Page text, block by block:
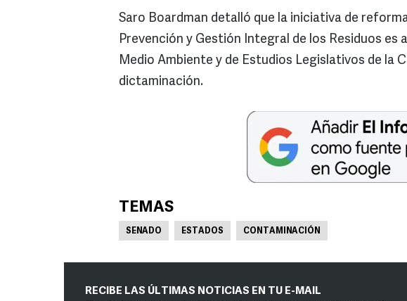
Saro Boardman detalló que la iniciativa de
Prevención y Gestión Integral de los Residuos es
Medio Ambiente y de Estudios Legislativos de la
dictaminación.
TEMAS
SENADO ESTADOS CONTAMINACIÓN
RECIBE LAS ÚLTIMAS NOTICIAS EN TU E-MAIL